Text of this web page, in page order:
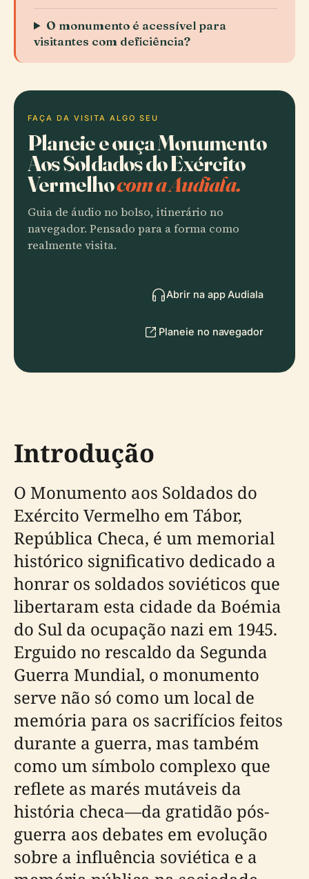
O monumento é acessível para
visitantes com deficiência?
FAÇA DA VISITA ALGO SEU
Planeie e ouça Monumento
Aos Soldados do Exército
Vermelhocom a Audiala.
Guia de áudio no bolso, itinerário no
navegador. Pensado para a forma como
realmente visita.
Abrir na app Audiala
Planeie no navegador
Introdução
O Monumento aos Soldados do
Exército Vermelho em Tábor,
República Checa, é um memorial
histórico significativo dedicado a
honrar os soldados soviéticos que
libertaram esta cidade da Boémia
do Sul da ocupação nazi em 1945.
Erguido no rescaldo da Segunda
Guerra Mundial, o monumento
serve não só como um local de
memória para os sacrifícios feitos
durante a guerra, mas também
como um símbolo complexo que
reflete as marés mutáveis da
história checa—da gratidão pós-
guerra aos debates em evolução
sobre a influência soviética e a